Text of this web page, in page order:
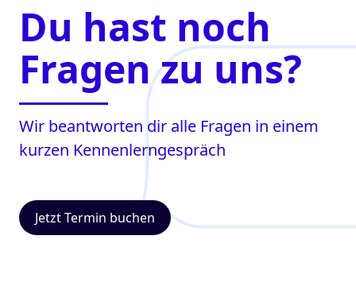
Du hast noch
Fragen zu uns?
Wir beantworten dir alle Fragen in einem
kurzen Kennenlerngespräch
Jetzt Termin buchen